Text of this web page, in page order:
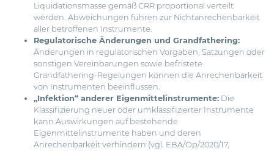
Liquidationsmasse gemäß CRR proportional verteilt
werden. Abweichungen führen zur Nichtanrechenbarkeit
aller betroffenen Instrumente.
Regulatorische Änderungen und Grandfathering:
Änderungen in regulatorischen Vorgaben, Satzungen oder
sonstigen Vereinbarungen sowie befristete
Grandfathering-Regelungen können die Anrechenbarkeit
von Instrumenten beeinflussen.
„Infektion“ anderer Eigenmittelinstrumente: Die
Klassifizierung neuer oder umklassifizierter Instrumente
kann Auswirkungen auf bestehende
Eigenmittelinstrumente haben und deren
Anrechenbarkeit verhindern (vgl. EBA/Op/2020/17,